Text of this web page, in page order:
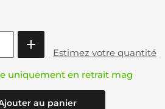
Estimez votre quantité
uniquement en retrait mag
au panier